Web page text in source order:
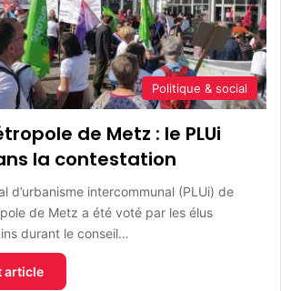
Politique & social
de Metz : le PLUi
la contestation
d’urbanisme intercommunal (PLUi) de
de Metz a été voté par les élus
durant le conseil…
article